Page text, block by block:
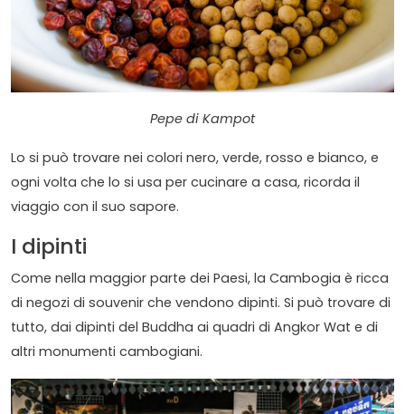
Pepe di Kampot
Lo si può trovare nei colori nero, verde, rosso e bianco, e
ogni volta che lo si usa per cucinare a casa, ricorda il
viaggio con il suo sapore.
I dipinti
Come nella maggior parte dei Paesi, la Cambogia è ricca
di negozi di souvenir che vendono dipinti. Si può trovare di
tutto, dai dipinti del Buddha ai quadri di Angkor Wat e di
altri monumenti cambogiani.